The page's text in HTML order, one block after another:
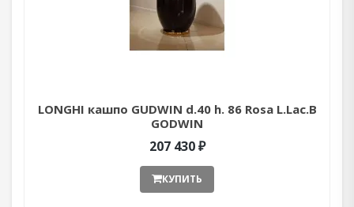
LONGHI кашпо GUDWIN d.40 h. 86 Rosa L.Lac.B
GODWIN
207 430 ₽
КУПИТЬ